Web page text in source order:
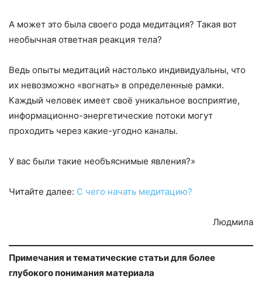
А может это была своего рода медитация? Такая вот
необычная ответная реакция тела?
Ведь опыты медитаций настолько индивидуальны, что
их невозможно «вогнать» в определенные рамки.
Каждый человек имеет своё уникальное восприятие,
информационно-энергетические потоки могут
проходить через какие-угодно каналы.
У вас были такие необъяснимые явления?»
Читайте далее: С чего начать медитацию?
Людмила
Примечания и тематические статьи для более
глубокого понимания материала